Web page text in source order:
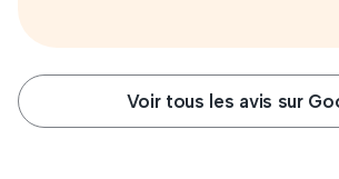
Voir tous les avis sur